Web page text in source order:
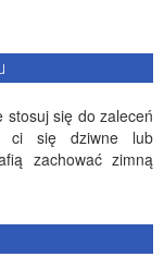
stosuj się do zaleceń
ci się dziwne lub
zachować zimną